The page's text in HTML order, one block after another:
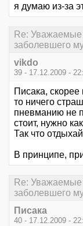
я думаю из-за
Re: Уважаемые
заболевшего
vikdo
39 - 17.12.2009 -
Писака, скорее
то ничего
пневманию не
стоит, нужно
Так что
В принципе,
Re: Уважаемые
заболевшего
Писака
40 - 17.12.2009 -